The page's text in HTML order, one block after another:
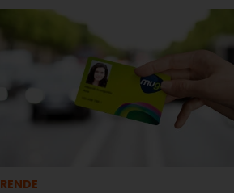
en honor a la virgen y recaudando
una causa benéfica. Te contamos la
Águeda, cómo se celebra en Bilbao y
de Euskadi para que no te pierdas